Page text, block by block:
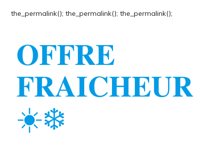
the_permalink();
𝐎𝐅𝐅𝐑𝐄
𝐅𝐑𝐀𝐈𝐂𝐇𝐄𝐔𝐑
☀️❄️
the_permalink();the_permalink();